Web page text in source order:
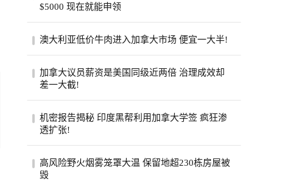
$5000 现在就能申领
拖了6年的集体诉讼终于走到了赔钱这一
澳大利亚低价牛肉进入加拿大市场 便宜一大半!
产品每公斤价差超40加元。供应紧张、气候
加拿大议员薪资是美国同级近两倍 治理成效却
差一大截!
员平均年薪约11.5万加元，是美国州级议员
机密报告揭秘 印度黑帮利用加拿大学签 疯狂渗
透扩张!
比什诺伊帮派头目戈迪·布拉尔持学生签证
高风险野火烟雾笼罩大温 保留地超230栋房屋被
毁